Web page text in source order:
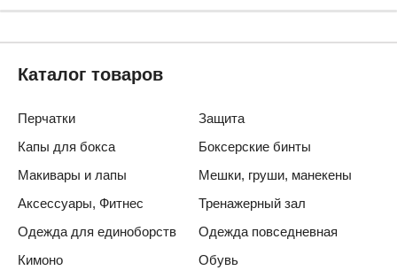
Каталог товаров
Перчатки
Защита
Капы для бокса
Боксерские бинты
Макивары и лапы
Мешки, груши, манекены
Аксессуары, Фитнес
Тренажерный зал
Одежда для единоборств
Одежда повседневная
Кимоно
Обувь